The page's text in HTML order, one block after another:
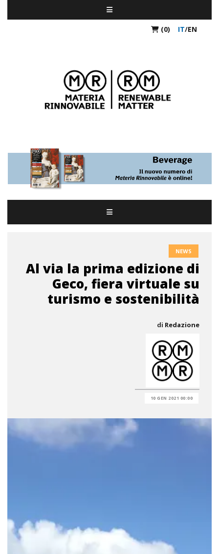
(0) IT/EN
NEWS
Al via la prima edizione di
Geco, fiera virtuale su
turismo e sostenibilità
di Redazione
10 GEN 2021 00:00